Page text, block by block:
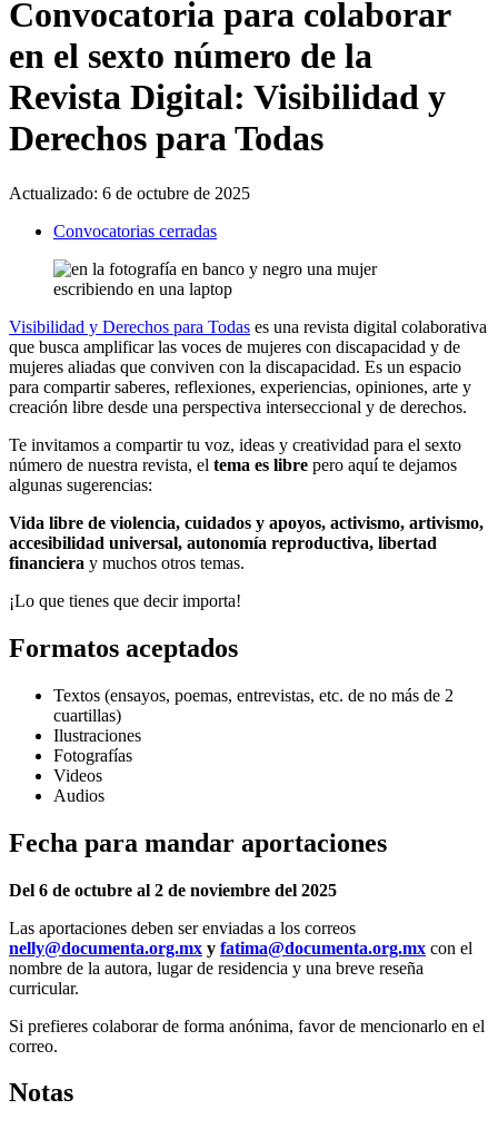
Convocatoria para colaborar
en el sexto número de la
Revista Digital: Visibilidad y
Derechos para Todas
Actualizado: 6 de octubre de 2025
Convocatorias cerradas
Visibilidad y Derechos para Todas es una revista digital colaborativa
que busca amplificar las voces de mujeres con discapacidad y de
mujeres aliadas que conviven con la discapacidad. Es un espacio
para compartir saberes, reflexiones, experiencias, opiniones, arte y
creación libre desde una perspectiva interseccional y de derechos.
Te invitamos a compartir tu voz, ideas y creatividad para el sexto
número de nuestra revista, el tema es libre pero aquí te dejamos
algunas sugerencias:
Vida libre de violencia, cuidados y apoyos, activismo, artivismo,
accesibilidad universal, autonomía reproductiva, libertad
financiera y muchos otros temas.
¡Lo que tienes que decir importa!
Formatos aceptados
Textos (ensayos, poemas, entrevistas, etc. de no más de 2
cuartillas)
Ilustraciones
Fotografías
Videos
Audios
Fecha para mandar aportaciones
Del 6 de octubre al 2 de noviembre del 2025
Las aportaciones deben ser enviadas a los correos
nelly@documenta.org.mx y fatima@documenta.org.mx con el
nombre de la autora, lugar de residencia y una breve reseña
curricular.
Si prefieres colaborar de forma anónima, favor de mencionarlo en el
correo.
Notas